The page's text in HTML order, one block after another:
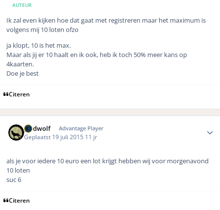
AUTEUR
Ik zal even kijken hoe dat gaat met registreren maar het maximum is
volgens mij 10 loten ofzo
ja klopt, 10 is het max.
Maar als jij er 10 haalt en ik ook, heb ik toch 50% meer kans op
4kaarten.
Doe je best
Citeren
geldwolf Advantage Player
Geplaatst 19 juli 2015 11 jr
als je voor iedere 10 euro een lot krijgt hebben wij voor morgenavond
10 loten
suc 6
Citeren